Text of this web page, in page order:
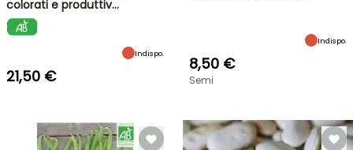
colorati e produttiv…
Indispo.
21,50 €
Indispo.
8,50 €
Semi